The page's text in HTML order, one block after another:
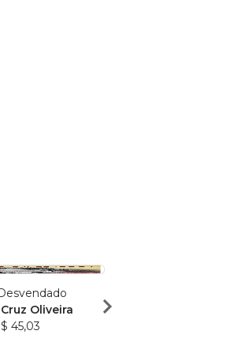
Oliveira
45,03
Fryer